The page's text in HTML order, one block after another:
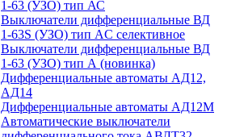
1-63 (УЗО) тип АС
Выключатели дифференциальные ВД
1-63S (УЗО) тип АC селективное
Выключатели дифференциальные ВД
1-63 (УЗО) тип А (новинка)
Дифференциальные автоматы АД12,
АД14
Дифференциальные автоматы АД12М
Автоматические выключатели